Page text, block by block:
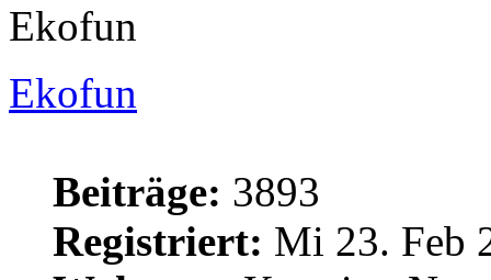
Ekofun
Ekofun
Beiträge: 3893
Registriert: Mi 23. Feb